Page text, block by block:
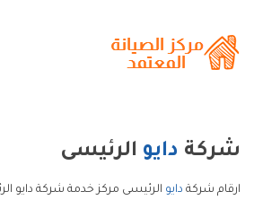
شركة دايو الرئيسى
ارقام شركة دايو الرئيسى مركز خدمة شركة دايو